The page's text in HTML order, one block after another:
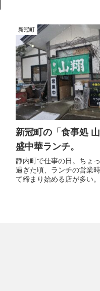
新冠町
新冠町の「食事処
盛中華ランチ。
静内町で仕事の日。ちょ
過ぎた頃、ランチの営業
て締まり始める店が多い
か、営業時間を通して食